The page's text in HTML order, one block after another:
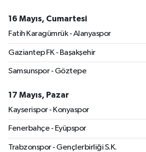
16 Mayıs, Cumartesi
Fatih Karagümrük - Alanyaspor
Gaziantep FK - Başakşehir
Samsunspor - Göztepe
17 Mayıs, Pazar
Kayserispor - Konyaspor
Fenerbahçe - Eyüpspor
Trabzonspor - Gençlerbirliği S.K.